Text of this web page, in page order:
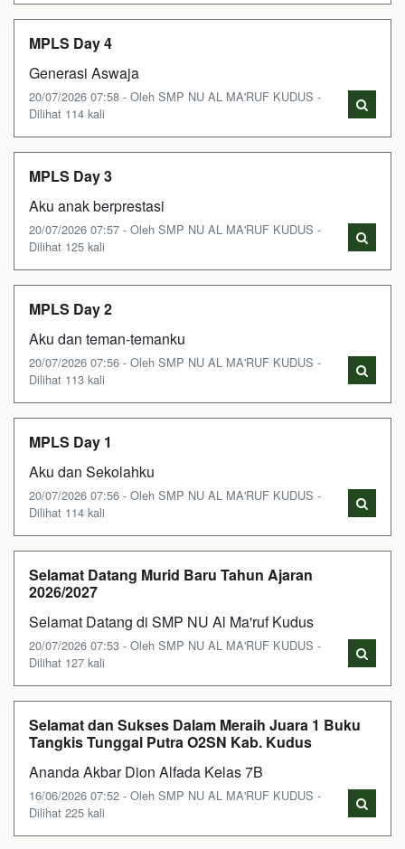
MPLS Day 4
Generasi Aswaja
20/07/2026 07:58 - Oleh SMP NU AL MA'RUF KUDUS -
Dilihat 114 kali
MPLS Day 3
Aku anak berprestasi
20/07/2026 07:57 - Oleh SMP NU AL MA'RUF KUDUS -
Dilihat 125 kali
MPLS Day 2
Aku dan teman-temanku
20/07/2026 07:56 - Oleh SMP NU AL MA'RUF KUDUS -
Dilihat 113 kali
MPLS Day 1
Aku dan Sekolahku
20/07/2026 07:56 - Oleh SMP NU AL MA'RUF KUDUS -
Dilihat 114 kali
Selamat Datang Murid Baru Tahun Ajaran
2026/2027
Selamat Datang di SMP NU Al Ma'ruf Kudus
20/07/2026 07:53 - Oleh SMP NU AL MA'RUF KUDUS -
Dilihat 127 kali
Selamat dan Sukses Dalam Meraih Juara 1 Buku
Tangkis Tunggal Putra O2SN Kab. Kudus
Ananda Akbar Dion Alfada Kelas 7B
16/06/2026 07:52 - Oleh SMP NU AL MA'RUF KUDUS -
Dilihat 225 kali